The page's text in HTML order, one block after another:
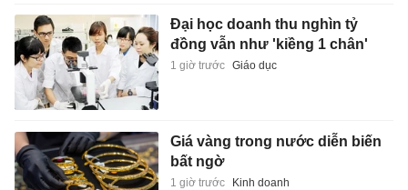
Đại học doanh thu nghìn tỷ
đồng vẫn như 'kiềng 1 chân'
1 giờ trước Giáo dục
Giá vàng trong nước diễn biến
bất ngờ
1 giờ trước Kinh doanh